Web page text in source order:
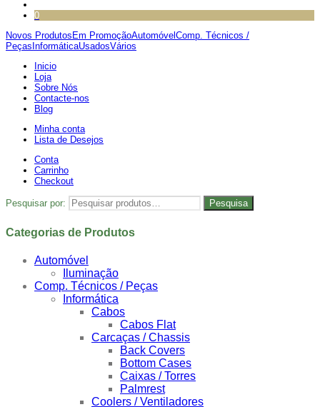
0
Novos Produtos Em PromoçãoAutomóvel Comp. Técnicos /
Peças InformáticaUsadosVários
Inicio
Loja
Sobre Nós
Contacte-nos
Blog
Minha conta
Lista de Desejos
Conta
Carrinho
Checkout
Pesquisar por: Pesquisa
Categorias de Produtos
Automóvel
Iluminação
Comp. Técnicos / Peças
Informática
Cabos
Cabos Flat
Carcaças / Chassis
Back Covers
Bottom Cases
Caixas / Torres
Palmrest
Coolers / Ventiladores